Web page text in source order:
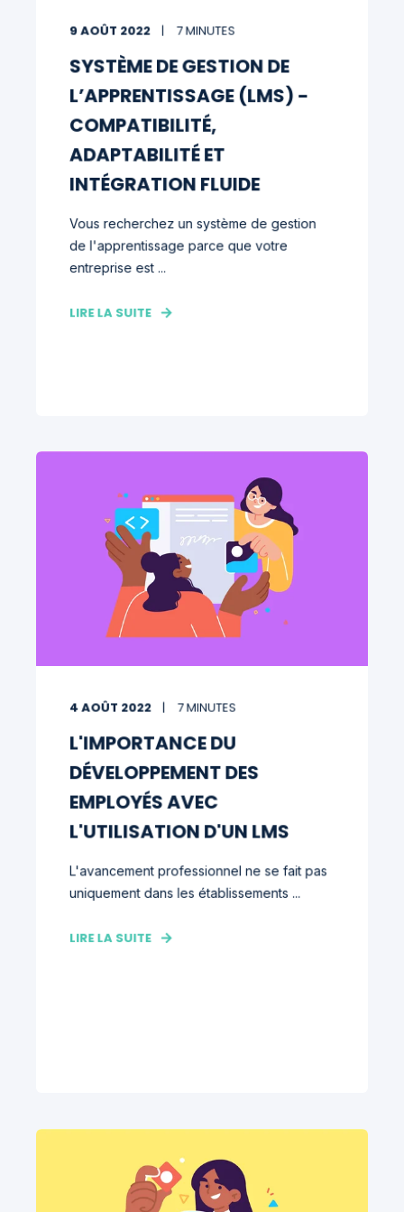
9 AOÛT 2022 7 MINUTES
SYSTÈME DE GESTION DE
L’APPRENTISSAGE (LMS) -
COMPATIBILITÉ,
ADAPTABILITÉ ET
INTÉGRATION FLUIDE
Vous recherchez un système de gestion
de l'apprentissage parce que votre
entreprise est ...
LIRE LA SUITE
4 AOÛT 2022 7 MINUTES
L'IMPORTANCE DU
DÉVELOPPEMENT DES
EMPLOYÉS AVEC
L'UTILISATION D'UN LMS
L'avancement professionnel ne se fait pas
uniquement dans les établissements ...
LIRE LA SUITE